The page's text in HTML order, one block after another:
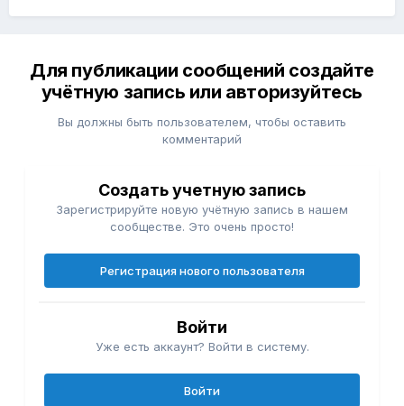
Для публикации сообщений создайте
учётную запись или авторизуйтесь
Вы должны быть пользователем, чтобы оставить
комментарий
Создать учетную запись
Зарегистрируйте новую учётную запись в нашем
сообществе. Это очень просто!
Регистрация нового пользователя
Войти
Уже есть аккаунт? Войти в систему.
Войти